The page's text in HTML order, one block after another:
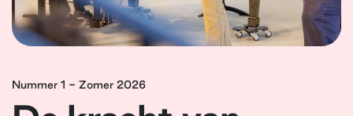
Nummer 1 - Zomer 2026